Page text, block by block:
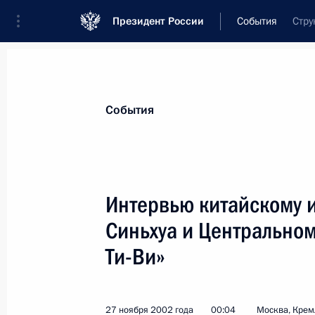
Президент России События
Новости
Послания Федеральному Собранию
Заявления по важнейшим вопросам
Совещания, заседания, рабочие встречи
События
Интервью китайскому
Синьхуа и
Ти-Ви»
27 ноября 2002 года 00:04 Москва,